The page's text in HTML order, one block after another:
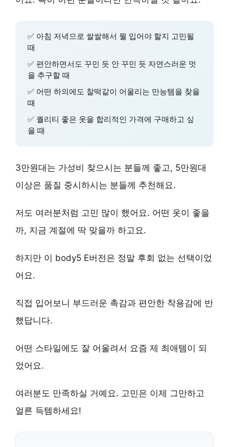
✅ 아침 저녁으로 쌀쌀해서 뭘 입어야 할지 고민될
때
✅ 편안하면서도 꾸민 듯 안 꾸민 듯 자연스러운 멋
을 추구할 때
✅ 어떤 하의에도 찰떡같이 어울리는 만능템을 찾을
때
✅ 퀄리티 좋은 옷을 합리적인 가격에 구매하고 싶
을 때
3만원대는 가성비 찾으시는 분들께 좋고, 5만원대
이상은 품질 중시하시는 분들께 추천해요.
저도 여러분처럼 고민 많이 했어요. 어떤 옷이 좋을
까, 지금 계절에 딱 맞을까 하고요.
하지만 이 body5 E버전은 정말 후회 없는 선택이었
어요.
직접 입어보니 부드러운 촉감과 편안한 착용감에 반
했답니다.
어떤 스타일에도 잘 어울려서 요즘 제 최애템이 되
었어요.
여러분도 만족하실 거예요. 고민은 이제 그만하고
얼른 득템하세요!